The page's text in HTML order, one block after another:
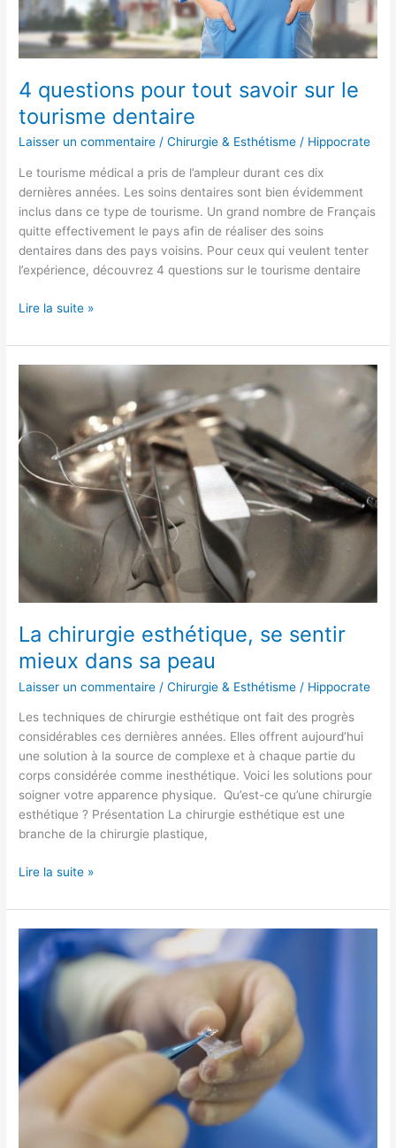
4 questions pour tout savoir sur le
tourisme dentaire
Laisser un commentaire /Chirurgie & Esthétisme / Hippocrate
Le tourisme médical a pris de l’ampleur durant ces dix
dernières années. Les soins dentaires sont bien évidemment
inclus dans ce type de tourisme. Un grand nombre de Français
quitte effectivement le pays afin de réaliser des soins
dentaires dans des pays voisins. Pour ceux qui veulent tenter
l’expérience, découvrez 4 questions sur le tourisme dentaire
Lire la suite »
La chirurgie esthétique, se sentir
mieux dans sa peau
Laisser un commentaire /Chirurgie & Esthétisme / Hippocrate
Les techniques de chirurgie esthétique ont fait des progrès
considérables ces dernières années. Elles offrent aujourd’hui
une solution à la source de complexe et à chaque partie du
corps considérée comme inesthétique. Voici les solutions pour
soigner votre apparence physique. Qu’est-ce qu’une chirurgie
esthétique ? Présentation La chirurgie esthétique est une
branche de la chirurgie plastique,
La
chirurgie
esthétique,
se
sentir
mieux
dans
Lire la suite »
Tout
savoir
sur
la
gonioscopie